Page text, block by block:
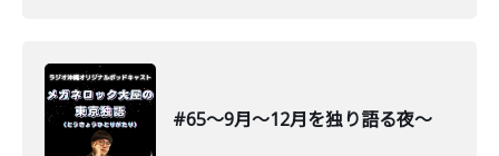
#65〜9月〜12月を独り語る夜〜